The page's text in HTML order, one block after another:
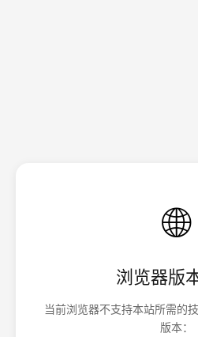
🌐
浏览器版
当前浏览器不支持本站所需的
版本：